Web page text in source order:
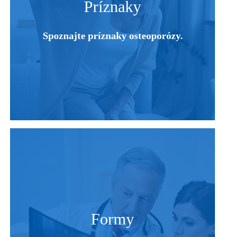
Príznaky
Spoznajte príznaky osteoporózy.
Formy